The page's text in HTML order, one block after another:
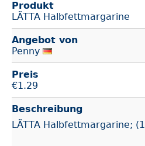
Produkt
LÄTTA Halbfettmargarine
Angebot von
Penny
Preis
€1.29
Beschreibung
LÄTTA Halbfettmargarine;